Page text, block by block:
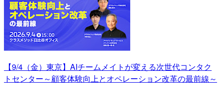
【9/4（金）東京】AIチームメイトが変える次世代コンタク
トセンター～顧客体験向上とオペレーション改革の最前線～